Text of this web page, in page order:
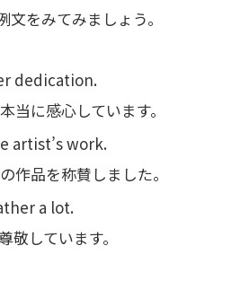
文をみてみましょう。
dedication.
当に感心しています。
artist’s work.
作品を称賛しました。
a lot.
敬しています。